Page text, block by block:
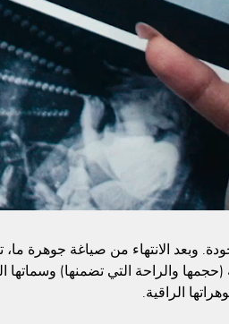
وبعد الانتهاء من صياغة جوهرة
والراحة التي تضمنها) وسماتها
الراقية.